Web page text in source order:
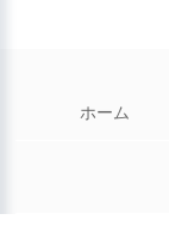
ホーム